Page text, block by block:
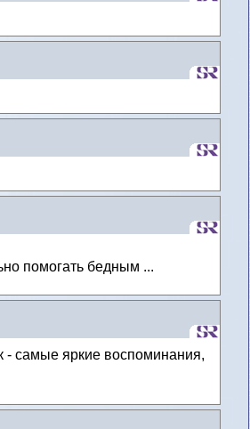
помогать бедным ...
- самые яркие воспоминания,